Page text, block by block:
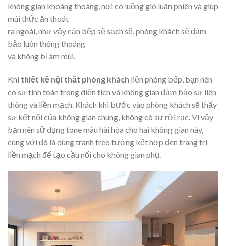
không gian khoáng thoáng, nơi có luồng gió luân phiên và giúp
múi thức ăn thoát
ra ngoài, như vậy căn bếp sẽ sạch sẽ, phòng khách sẽ đảm
bảo luôn thông thoáng
và không bị ám mùi.
Khi thiết kế nội thất phòng khách liền phòng bếp, bạn nên
có sự tính toán trong diện tích và không gian đảm bảo sự liên
thông và liền mạch. Khách khi bước vào phòng khách sẽ thấy
sự kết nối của không gian chung, không có sự rời rạc. Vì vậy
bạn nên sử dụng tone màu hài hòa cho hai không gian này,
cùng với đó là dùng tranh treo tường kết hợp đèn trang trí
liền mạch để tạo cầu nối cho không gian phụ.